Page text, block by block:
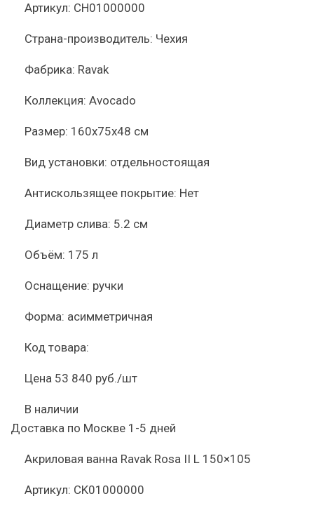
Артикул: CH01000000
Страна-производитель: Чехия
Фабрика: Ravak
Коллекция: Avocado
Размер: 160x75x48 см
Вид установки: отдельностоящая
Антискользящее покрытие: Нет
Диаметр слива: 5.2 см
Объём: 175 л
Оснащение: ручки
Форма: асимметричная
Код товара:
Цена 53 840 руб./шт
В наличии
Доставка по Москве 1-5 дней
Акриловая ванна Ravak Rosa II L 150×105
Артикул: CK01000000